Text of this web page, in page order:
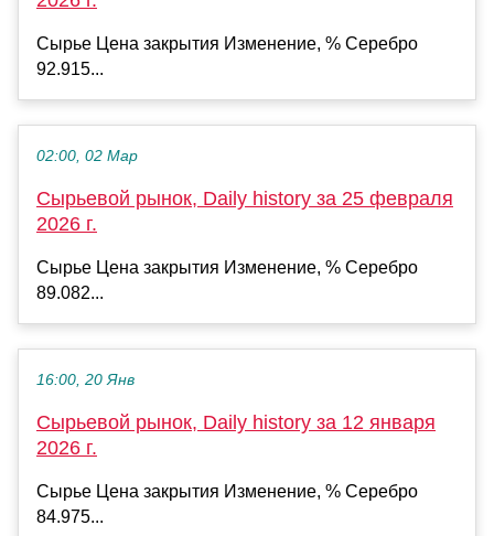
Сырье Цена закрытия Изменение, % Серебро
92.915...
02:00, 02 Мар
Сырьевой рынок, Daily history за 25 февраля
2026 г.
Сырье Цена закрытия Изменение, % Серебро
89.082...
16:00, 20 Янв
Сырьевой рынок, Daily history за 12 января
2026 г.
Сырье Цена закрытия Изменение, % Серебро
84.975...